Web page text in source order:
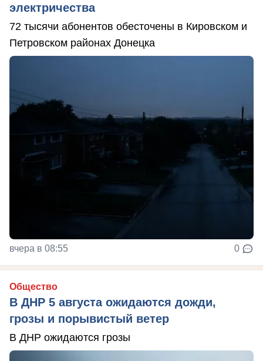
электричества
72 тысячи абонентов обесточены в Кировском и
Петровском районах Донецка
вчера в 08:55 0
Общество
В ДНР 5 августа ожидаются дожди,
грозы и порывистый ветер
В ДНР ожидаются грозы